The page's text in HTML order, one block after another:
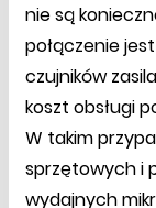
nie są
połączenie
czujników
koszt obsługi
W takim
sprzętowych i
wydajnych